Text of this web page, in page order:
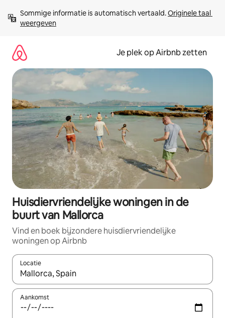
direct
naar
Sommige informatie is automatisch vertaald. Originele taal
weergeven
Je plek op Airbnb zetten
Huisdiervriendelijke woningen in de
buurt van Mallorca
Vind en boek bijzondere huisdiervriendelijke
woningen op Airbnb
Locatie
Wanneer er resultaten beschikbaar zijn, maak je een keuze
Aankomst